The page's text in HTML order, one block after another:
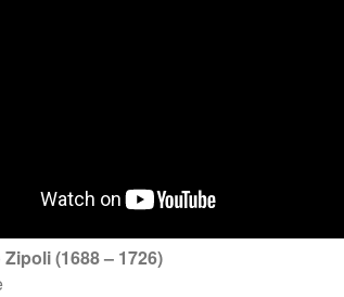
(1688 – 1726)